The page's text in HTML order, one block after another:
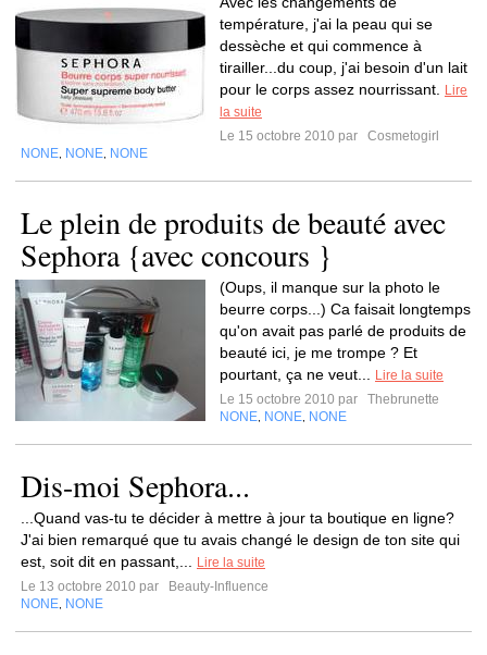
température, j'ai la peau qui se
dessèche et qui commence à
tirailler...du coup, j'ai besoin d'un lait
pour le corps assez nourrissant.
Lire
la suite
Le 15 octobre 2010 par
Cosmetogirl
NONE NONE NONE
Le plein de produits de beauté avec
Sephora {avec concours }
(Oups, il manque sur la photo le
beurre corps...) Ca faisait longtemps
qu'on avait pas parlé de produits de
beauté ici, je me trompe ? Et
pourtant, ça ne veut...
Lire la suite
Le 15 octobre 2010 par
Thebrunette
NONE NONE NONE
Dis-moi Sephora...
...Quand vas-tu te décider à mettre à jour ta boutique en ligne?
J'ai bien remarqué que tu avais changé le design de ton site qui
est, soit dit en passant,...
Lire la suite
Le 13 octobre 2010 par
Beauty-Influence
NONE NONE